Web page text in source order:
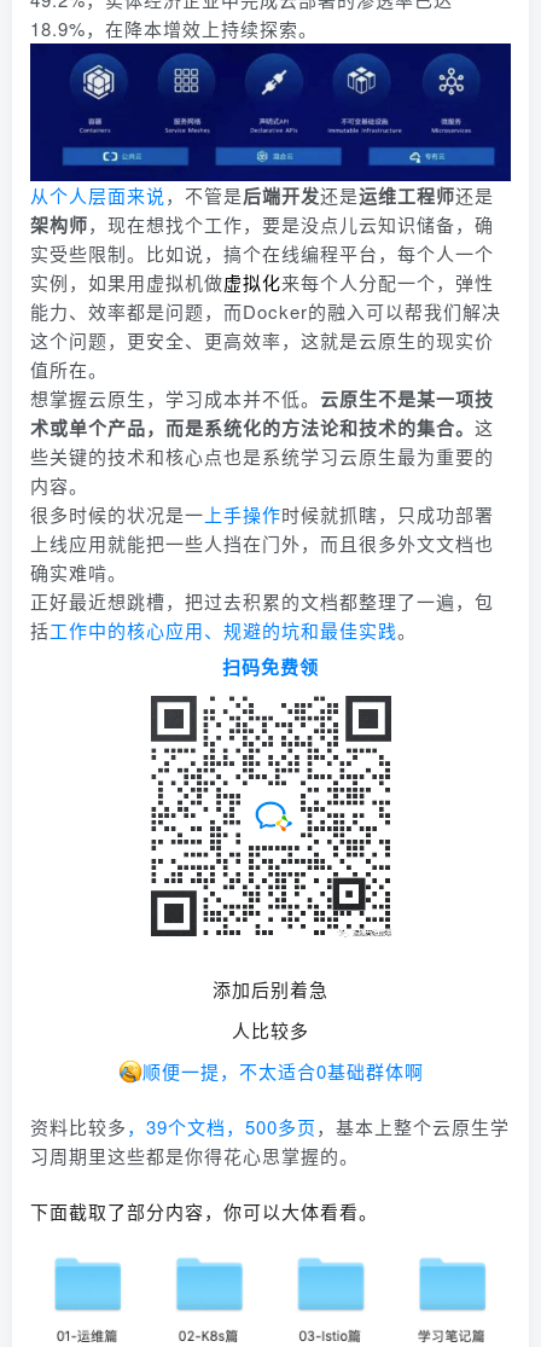
18.9%，在降本增效上持续探索。
从个人层面来说，不管是后端开发还是运维工程师还是
架构师，现在想找个工作，要是没点儿云知识储备，确
实受些限制。比如说，搞个在线编程平台，每个人一个
实例，如果用虚拟机做虚拟化来每个人分配一个，弹性
能力、效率都是问题，而Docker的融入可以帮我们解决
这个问题，更安全、更高效率，这就是云原生的现实价
值所在。
想掌握云原生，学习成本并不低。 云原生不是某一项技
术或单个产品，而是系统化的方法论和技术的集合。 这
些关键的技术和核心点也是系统学习云原生最为重要的
内容。
很多时候的状况是一上手操作时候就抓瞎，只成功部署
上线应用就能把一些人挡在门外，而且很多外文文档也
确实难啃。
正好最近想跳槽，把过去积累的文档都整理了一遍，包
括工作中的核心应用、规避的坑和最佳实践。
扫码免费领
添加后别着急
人比较多
顺便一提，不太适合0基础群体啊
资料比较多，39个文档，500多页，基本上整个云原生学
习周期里这些都是你得花心思掌握的。
下面截取了部分内容，你可以大体看看。